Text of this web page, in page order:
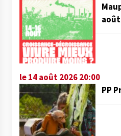
août
le 14 août 2026 20:00
PP